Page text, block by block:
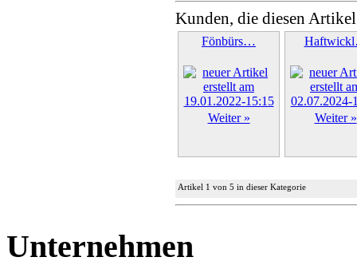
Kunden, die diesen
Fönbürs…
Weiter » Weiter »
Artikel 1 von 5 in dieser Kategorie
Unternehmen